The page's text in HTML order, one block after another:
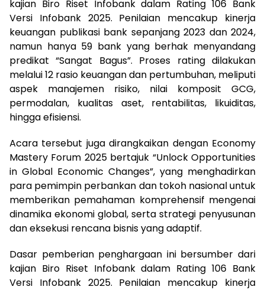
kajian Biro Riset Infobank dalam Rating 106 Bank
Versi Infobank 2025. Penilaian mencakup kinerja
keuangan publikasi bank sepanjang 2023 dan 2024,
namun hanya 59 bank yang berhak menyandang
predikat “Sangat Bagus”. Proses rating dilakukan
melalui 12 rasio keuangan dan pertumbuhan, meliputi
aspek manajemen risiko, nilai komposit GCG,
permodalan, kualitas aset, rentabilitas, likuiditas,
hingga efisiensi.
Acara tersebut juga dirangkaikan dengan Economy
Mastery Forum 2025 bertajuk “Unlock Opportunities
in Global Economic Changes”, yang menghadirkan
para pemimpin perbankan dan tokoh nasional untuk
memberikan pemahaman komprehensif mengenai
dinamika ekonomi global, serta strategi penyusunan
dan eksekusi rencana bisnis yang adaptif.
Dasar pemberian penghargaan ini bersumber dari
kajian Biro Riset Infobank dalam Rating 106 Bank
Versi Infobank 2025. Penilaian mencakup kinerja